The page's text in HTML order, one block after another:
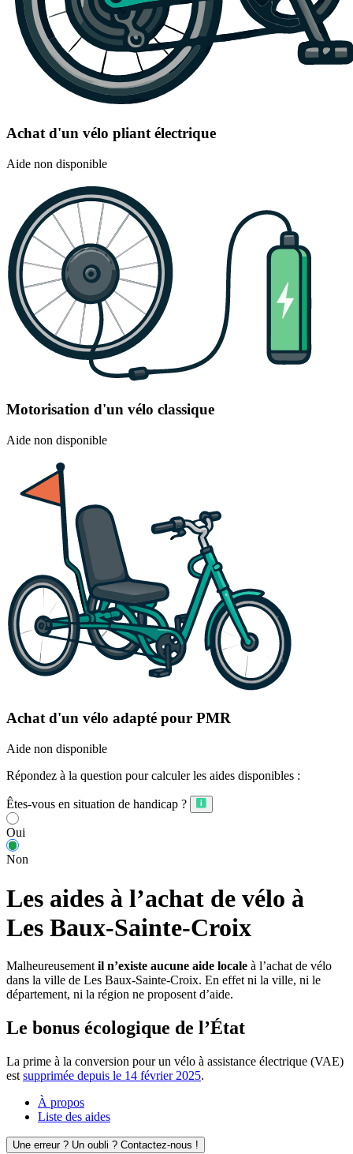
Achat d'un vélo pliant électrique
Aide non disponible
Motorisation d'un vélo classique
Aide non disponible
Achat d'un vélo adapté pour PMR
Aide non disponible
Répondez à la question pour calculer les aides disponibles :
Êtes-vous en situation de handicap ?
Oui
Non
Les aides à l’achat de vélo à
Les Baux-Sainte-Croix
Malheureusement il n’existe aucune aide locale à l’achat de vélo
dans la ville de Les Baux-Sainte-Croix. En effet ni la ville, ni le
département, ni la région ne proposent d’aide.
Le bonus écologique de l’État
La prime à la conversion pour un vélo à assistance électrique (VAE)
est supprimée depuis le 14 février 2025.
À propos
Liste des aides
Une erreur ? Un oubli ? Contactez-nous !